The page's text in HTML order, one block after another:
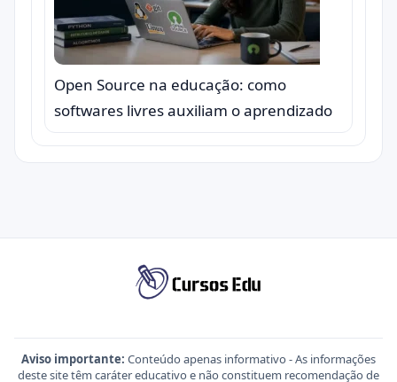
Open Source na educação: como
softwares livres auxiliam o aprendizado
Aviso importante: Conteúdo apenas informativo - As informações
deste site têm caráter educativo e não constituem recomendação de